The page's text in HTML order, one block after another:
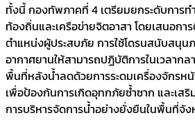
ทั้งนี้ กองทัพภาคที่ 4 เตรียมยกระดับการ
ท้องถิ่นและเครือข่ายจิตอาสา โดยเสนอก
ตำแหน่งผู้ประสบภัย การใช้โดรนสนับสนุ
อากาศยานให้สามารถปฏิบัติการในเวลาก
พื้นที่หลังน้ำลดด้วยการระดมเครื่องจักรห
เพื่อป้องกันการเกิดอุทกภัยซ้ำซาก และเส
การบริหารจัดการน้ำอย่างยั่งยืนในพื้นที่จั